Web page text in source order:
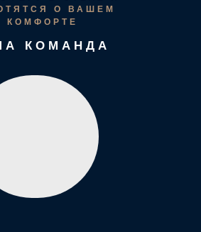
КОМАНДА
О ВАШЕМ
КОМФОРТЕ
уютный и